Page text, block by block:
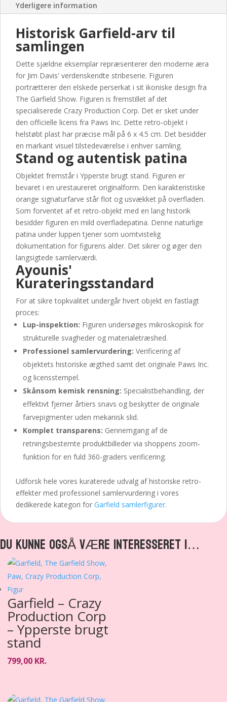
standYderligere information
Historisk Garfield-arv til
samlingen
Dette sjældne eksemplar repræsenterer den moderne æra
for Jim Davis' verdenskendte stribeserie. Figuren
portrætterer den elskede perserkat i sit ikoniske design fra
The Garfield Show. Figuren is fremstillet af det
specialiserede Crazy Production Corp. Det er sket under
den officielle licens fra Paws Inc. Dette retro-objekt i
helstøbt plast har præcise mål på 6 x 4.5 cm. Det besidder
en markant visuel tilstedeværelse i enhver samling.
Stand og autentisk patina
Objektet fremstår i Ypperste brugt stand. Figuren er
bevaret i en urestaureret originalform. Den karakteristiske
orange signaturfarve står flot og usvækket på overfladen.
Som forventet af et retro-objekt med en lang historik
besidder figuren en mild overfladepatina. Denne naturlige
patina under luppen tjener som uomtvistelig
dokumentation for figurens alder. Det sikrer og øger den
langsigtede samlerværdi.
Ayounis'
Kurateringsstandard
For at sikre topkvalitet undergår hvert objekt en fastlagt
proces:
Lup-inspektion: Figuren undersøges mikroskopisk for
strukturelle svagheder og materialetræshed.
Professionel samlervurdering: Verificering af
objektets historiske ægthed samt det originale Paws Inc.
og licensstempel.
Skånsom kemisk rensning: Specialistbehandling, der
effektivt fjerner årtiers snavs og beskytter de originale
farvepigmenter uden mekanisk slid.
Komplet transparens: Gennemgang af de
retningsbestemte produktbilleder via shoppens zoom-
funktion for en fuld 360-graders verificering.
Udforsk hele vores kuraterede udvalg af historiske retro-
effekter med professionel samlervurdering i vores
dedikerede kategori for Garfield samlerfigurer.
DU KUNNE OGSÅ VÆRE INTERESSERET I…
Garfield – Crazy
Production Corp
– Ypperste brugt
stand
799,00 KR.